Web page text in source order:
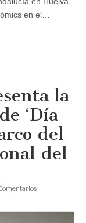
en el…
la
‘Día
del
del